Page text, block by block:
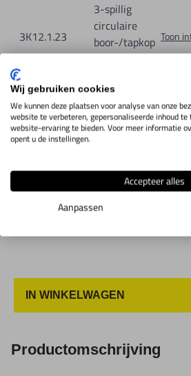
3K12.1.23
3-spillig
circulaire
boor-/tapkop
32-116
Toon
3K12.1.24
3-spillig
circulaire
boor-/tapkop Toon
3K12.1.25
3-spillig
circulaire
boor-/tapkop
IN WINKELWAGEN
Productomschrijving
Wij gebruiken cookies
We kunnen deze plaatsen voor analyse van onze
website te verbeteren, gepersonaliseerde inhoud
website-ervaring te bieden. Voor meer informatie
opent u de instellingen.
Accepteer alles
Aanpassen